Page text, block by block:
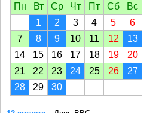
Пн
Вт Ср Чт Пт Сб
Вс
1
2 3 4 5
6
7
8 9 10 11 12
13
14
15 16 17 18 19
20
21
22 23 24 25 26
27
28
29 30